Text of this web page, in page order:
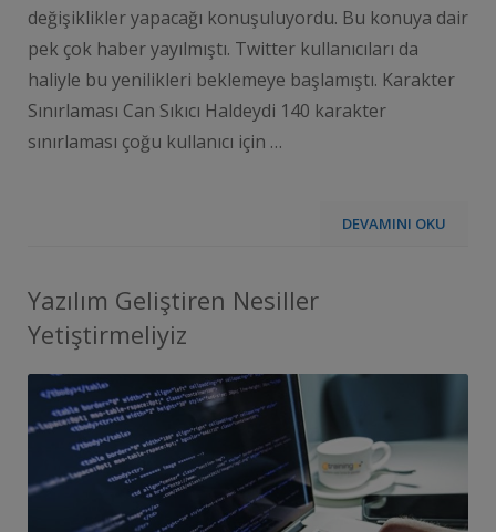
değişiklikler yapacağı konuşuluyordu. Bu konuya dair
pek çok haber yayılmıştı. Twitter kullanıcıları da
haliyle bu yenilikleri beklemeye başlamıştı. Karakter
Sınırlaması Can Sıkıcı Haldeydi 140 karakter
sınırlaması çoğu kullanıcı için …
DEVAMINI OKU
Yazılım Geliştiren Nesiller
Yetiştirmeliyiz